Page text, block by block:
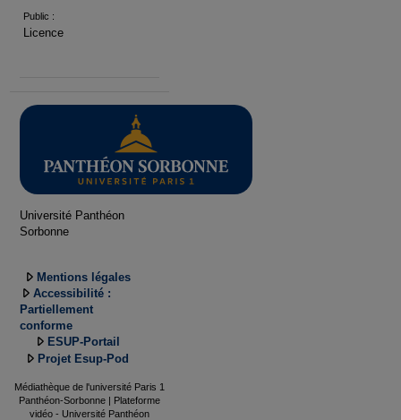
Public :
Licence
Université Panthéon
Sorbonne
Mentions légales
Accessibilité :
Partiellement
conforme
ESUP-Portail
Projet Esup-Pod
Médiathèque de l'université Paris 1
Panthéon-Sorbonne | Plateforme
vidéo - Université Panthéon